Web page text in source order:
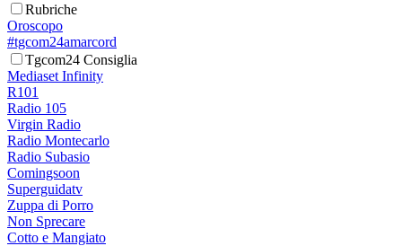
Rubriche
Oroscopo
#tgcom24amarcord
Tgcom24 Consiglia
Mediaset Infinity
R101
Radio 105
Virgin Radio
Radio Montecarlo
Radio Subasio
Comingsoon
Superguidatv
Zuppa di Porro
Non Sprecare
Cotto e Mangiato